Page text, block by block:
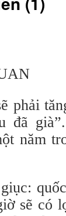
phải
đã
năm
sẽ có